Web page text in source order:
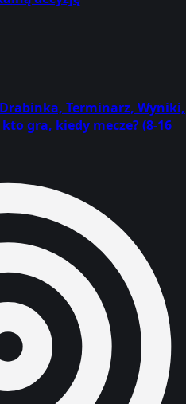
Terminarz, Wyniki,
gra, kiedy mecze? (8-16